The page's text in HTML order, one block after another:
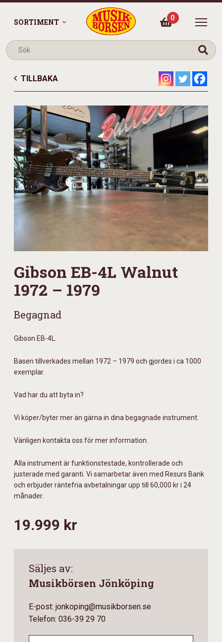
SORTIMENT 0
TILLBAKA
Gibson EB-4L Walnut
1972 – 1979
Begagnad
Gibson EB-4L.
Basen tillverkades mellan 1972 – 1979 och gjordes i ca 1000
exemplar.
Vad har du att byta in?
Vi köper/byter mer än gärna in dina begagnade instrument.
Vänligen kontakta oss för mer information.
Alla instrument är funktionstestade, kontrollerade och
justerade med garanti. Vi samarbetar även med Resurs Bank
och erbjuder räntefria avbetalningar upp till 60,000 kr i 24
månader.
19.999 kr
Säljes av:
Musikbörsen Jönköping
E-post: jonkoping@musikborsen.se
Telefon: 036-39 29 70